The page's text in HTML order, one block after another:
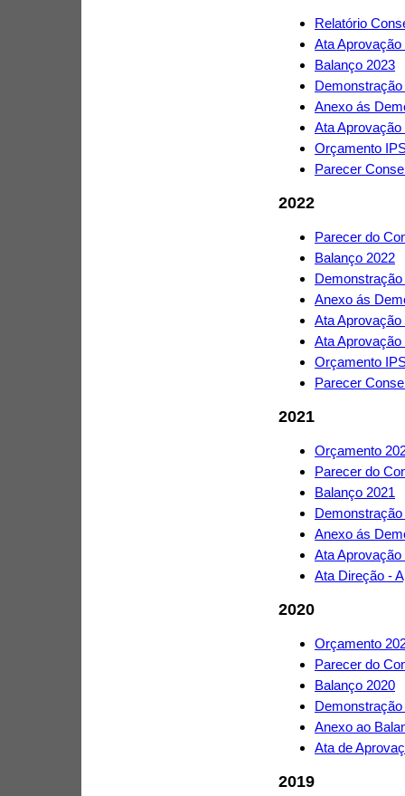
Relatório
Ata
Balanço 2023
Anexo ás
Ata
Orçamento
Parecer
2022
Parecer do
Balanço 2022
Anexo ás
Ata
Ata
Orçamento
Parecer
2021
Orçamento
Parecer do
Balanço 2021
Anexo ás
Ata
Ata Direção -
2020
Orçamento
Parecer do
Balanço 2020
Anexo ao
Ata de
2019